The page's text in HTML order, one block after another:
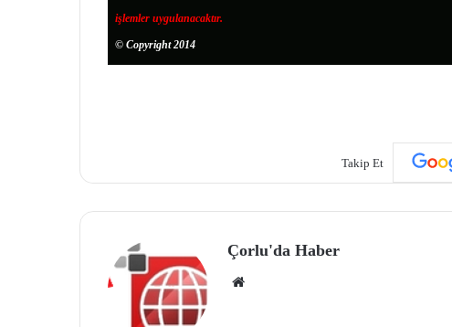
işlemler uygulanacaktır.
© Copyright 2014
Takip Et
Çorlu'da Haber